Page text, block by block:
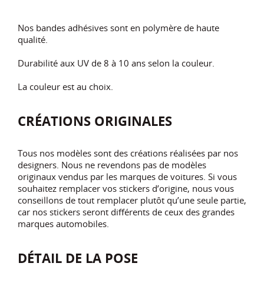
Nos bandes adhésives sont en polymère de haute
qualité.
Durabilité aux UV de 8 à 10 ans selon la couleur.
La couleur est au choix.
CRÉATIONS ORIGINALES
Tous nos modèles sont des créations réalisées par nos
designers. Nous ne revendons pas de modèles
originaux vendus par les marques de voitures. Si vous
souhaitez remplacer vos stickers d’origine, nous vous
conseillons de tout remplacer plutôt qu’une seule partie,
car nos stickers seront différents de ceux des grandes
marques automobiles.
DÉTAIL DE LA POSE